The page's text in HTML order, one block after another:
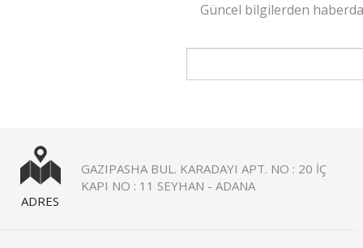
Güncel bilgilerden
ADRES
GAZIPASHA BUL. KARADAYI APT. NO : 20 İÇ
KAPI NO : 11 SEYHAN - ADANA